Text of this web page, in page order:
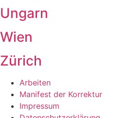
Ungarn
Wien
Zürich
Arbeiten
Manifest der Korrektur
Impressum